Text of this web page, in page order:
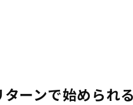
ーンで始められる